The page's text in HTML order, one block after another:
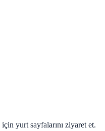
yurt sayfalarını ziyaret et.